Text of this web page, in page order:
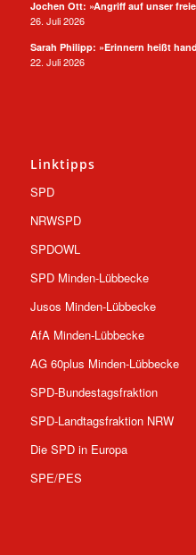
Jochen Ott: »Angriff auf unser
26. Juli 2026
Sarah Philipp: »Erinnern heißt
22. Juli 2026
Linktipps
SPD
NRWSPD
SPDOWL
SPD Minden-Lübbecke
Jusos Minden-Lübbecke
AfA Minden-Lübbecke
AG 60plus Minden-Lübbecke
SPD-Bundestagsfraktion
SPD-Landtagsfraktion NRW
Die SPD in Europa
SPE/PES